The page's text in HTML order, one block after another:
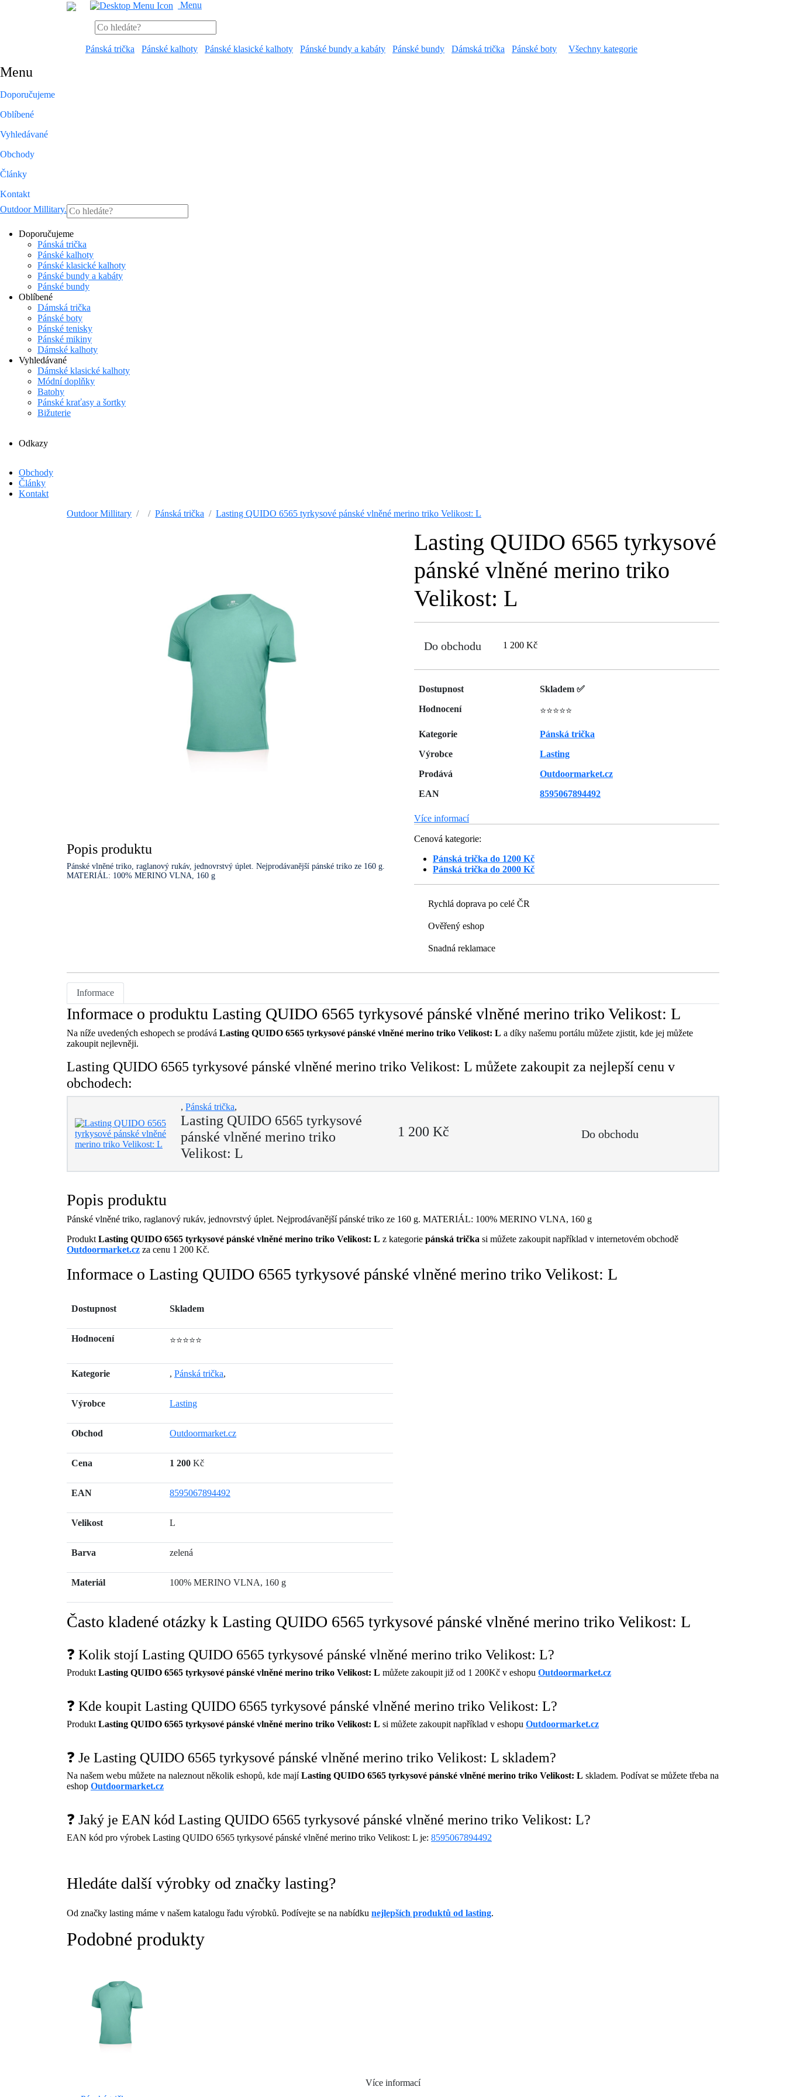
Menu
Pánská trička Pánské kalhoty Pánské klasické kalhoty Pánské bundy a kabáty Pánské bundy Dámská trička Pánské boty Všechny kategorie
Menu
Doporučujeme
Oblíbené
Vyhledávané
Obchody
Články
Kontakt
Outdoor Millitary.
Doporučujeme
Pánská trička
Pánské kalhoty
Pánské klasické kalhoty
Pánské bundy a kabáty
Pánské bundy
Oblíbené
Dámská trička
Pánské boty
Pánské tenisky
Pánské mikiny
Dámské kalhoty
Vyhledávané
Dámské klasické kalhoty
Módní doplňky
Batohy
Pánské kraťasy a šortky
Bižuterie
Odkazy
Obchody
Články
Kontakt
Outdoor Millitary
Pánská trička Lasting QUIDO 6565 tyrkysové pánské vlněné merino triko Velikost: L
Popis produktu
Pánské vlněné triko, raglanový rukáv, jednovrstvý úplet. Nejprodávanější pánské triko ze 160 g.
MATERIÁL: 100% MERINO VLNA, 160 g
Lasting QUIDO 6565 tyrkysové
pánské vlněné merino triko
Velikost: L
Do obchodu 1 200 Kč
Dostupnost
Skladem ✅
Hodnocení
⭐⭐⭐⭐⭐
Kategorie
Pánská trička
Výrobce
Lasting
Prodává
Outdoormarket.cz
EAN
8595067894492
Více informací
Cenová kategorie:
Pánská trička do 1200 Kč
Pánská trička do 2000 Kč
Rychlá doprava po celé ČR
Ověřený eshop
Snadná reklamace
Informace
Informace o produktu Lasting QUIDO 6565 tyrkysové pánské vlněné merino triko Velikost: L
Na níže uvedených eshopech se prodává Lasting QUIDO 6565 tyrkysové pánské vlněné merino triko Velikost: L a díky našemu portálu můžete zjistit, kde jej můžete
zakoupit nejlevněji.
Lasting QUIDO 6565 tyrkysové pánské vlněné merino triko Velikost: L můžete zakoupit za nejlepší cenu v
obchodech:
,Pánská trička,
Lasting QUIDO 6565 tyrkysové
pánské vlněné merino triko
Velikost: L
1 200 Kč Do obchodu
Popis produktu
Pánské vlněné triko, raglanový rukáv, jednovrstvý úplet. Nejprodávanější pánské triko ze 160 g. MATERIÁL: 100% MERINO VLNA, 160 g
Produkt Lasting QUIDO 6565 tyrkysové pánské vlněné merino triko Velikost: L z kategorie pánská trička si můžete zakoupit například v internetovém obchodě
Outdoormarket.cz za cenu 1 200 Kč.
Informace o Lasting QUIDO 6565 tyrkysové pánské vlněné merino triko Velikost: L
Dostupnost Skladem
Hodnocení ⭐⭐⭐⭐⭐
Kategorie , Pánská trička,
Výrobce Lasting
Obchod Outdoormarket.cz
Cena 1 200 Kč
EAN 8595067894492
Velikost L
Barva zelená
Materiál 100% MERINO VLNA, 160 g
Často kladené otázky k Lasting QUIDO 6565 tyrkysové pánské vlněné merino triko Velikost: L
❓ Kolik stojí Lasting QUIDO 6565 tyrkysové pánské vlněné merino triko Velikost: L?
Produkt Lasting QUIDO 6565 tyrkysové pánské vlněné merino triko Velikost: L můžete zakoupit již od 1 200Kč v eshopu Outdoormarket.cz
❓ Kde koupit Lasting QUIDO 6565 tyrkysové pánské vlněné merino triko Velikost: L?
Produkt Lasting QUIDO 6565 tyrkysové pánské vlněné merino triko Velikost: L si můžete zakoupit například v eshopu Outdoormarket.cz
❓ Je Lasting QUIDO 6565 tyrkysové pánské vlněné merino triko Velikost: L skladem?
Na našem webu můžete na naleznout několik eshopů, kde majíLasting QUIDO 6565 tyrkysové pánské vlněné merino triko Velikost: L skladem. Podívat se můžete třeba na
eshop Outdoormarket.cz
❓ Jaký je EAN kód Lasting QUIDO 6565 tyrkysové pánské vlněné merino triko Velikost: L?
EAN kód pro výrobek Lasting QUIDO 6565 tyrkysové pánské vlněné merino triko Velikost: L je: 8595067894492
Hledáte další výrobky od značky lasting?
Od značky lasting máme v našem katalogu řadu výrobků. Podívejte se na nabídku nejlepších produktů od lasting.
Podobné produkty
Více informací